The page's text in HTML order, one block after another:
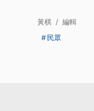
黃棋 / 編輯
民眾